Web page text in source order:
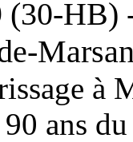
(30-HB)
à
ans